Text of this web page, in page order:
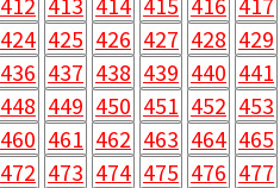
424 425 426 427 428 429
436 437 438 439 440 441
448 449 450 451 452 453
460 461 462 463 464 465
472 473 474 475 476 477